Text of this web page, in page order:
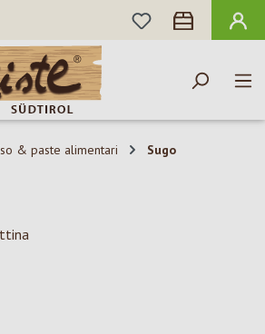
HAI 0 ARTICOLI
& paste alimentari Sugo